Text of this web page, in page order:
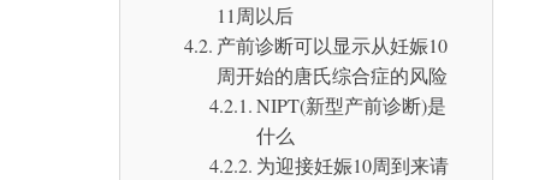
11周以后
产前诊断可以显示从妊娠10
周开始的唐氏综合症的风险
NIPT(新型产前诊断)是
什么
为迎接妊娠10周到来请